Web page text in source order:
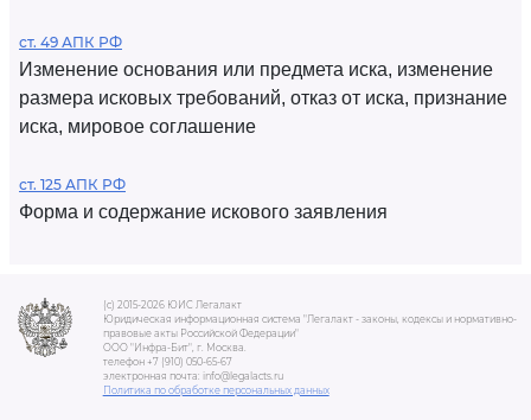
ст. 49 АПК РФ
Изменение основания или предмета иска, изменение
размера исковых требований, отказ от иска, признание
иска, мировое соглашение
ст. 125 АПК РФ
Форма и содержание искового заявления
(c) 2015-2026 ЮИС Легалакт
Юридическая информационная система "Легалакт - законы, кодексы и нормативно-
правовые акты Российской Федерации"
ООО "Инфра-Бит", г. Москва.
телефон +7 (910) 050-65-67
электронная почта: info@legalacts.ru
Политика по обработке персональных данных